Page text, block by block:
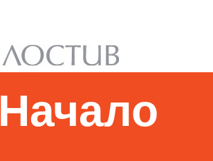
Начало